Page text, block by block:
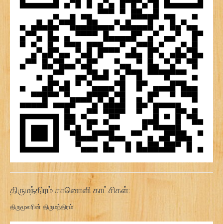
திருமந்திரம் கானொளி காட்சிகள்:
திருமூலரின் திருமந்திரம்